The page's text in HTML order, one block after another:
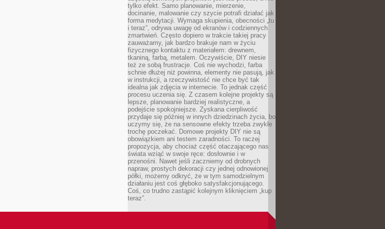
tylko efekt. Samo planowanie, mierzenie,
docinanie, malowanie czy szycie potrafi działać jak
forma medytacji. Wymaga skupienia, obecności „tu
i teraz”, odrywa uwagę od ekranów i codziennych
zmartwień. Często dopiero w trakcie takiej pracy
zauważamy, jak bardzo brakuje nam w życiu
fizycznego kontaktu z materiałem: drewnem,
tkaniną, farbą, metalem. Oczywiście, DIY niesie
też ze sobą frustracje. Coś nie wychodzi, farba
schnie dłużej niż powinna, elementy nie pasują, jak
w instrukcji, a rzeczywistość nie chce być tak
idealna jak zdjęcia w internecie. To jednak część
procesu uczenia się. Z czasem kolejne projekty są
lepsze, planowanie bardziej realistyczne, a
podejście spokojniejsze. Zyskana cierpliwość
przydaje się później w innych dziedzinach życia, bo
uczymy się, że na sensowne efekty trzeba zwykle
trochę poczekać. Domowe projekty DIY nie są
obowiązkiem ani testem zaradności. To raczej
propozycja, aby chociaż część otaczającego nas
świata wziąć w swoje ręce: dosłownie i w
przenośni. Nawet jeśli zaczniemy od drobnych
napraw, prostych dekoracji czy jednej odnowionej
półki, możemy odkryć, że w tym samodzielnym
działaniu jest coś głęboko satysfakcjonującego.
Coś, co trudno zastąpić kolejnym kliknięciem „kup
teraz”.